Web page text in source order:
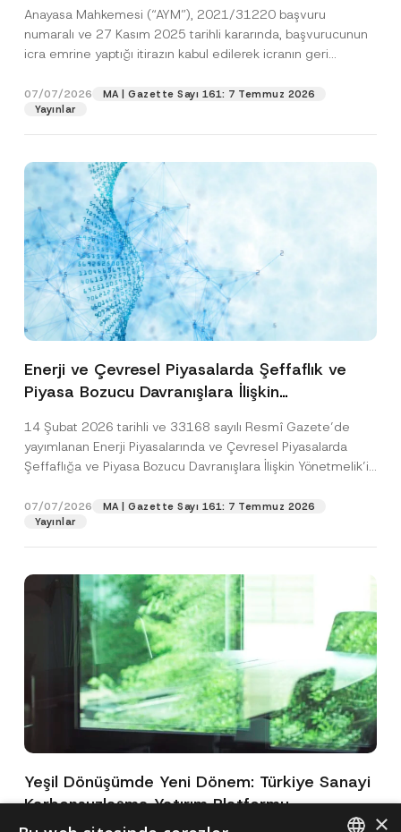
Edildiğine Karar Verdi
Anayasa Mahkemesi (“AYM”), 2021/31220 başvuru
numaralı ve 27 Kasım 2025 tarihli kararında, başvurucunun
icra emrine yaptığı itirazın kabul edilerek icranın geri
07/07/2026
MA | Gazette Sayı 161: 7 Temmuz 2026
Yayınlar
Enerji ve Çevresel Piyasalarda Şeffaflık ve
Piyasa Bozucu Davranışlara İlişkin
14 Şubat 2026 tarihli ve 33168 sayılı Resmî Gazete’de
yayımlanan Enerji Piyasalarında ve Çevresel Piyasalarda
Şeffaflığa ve Piyasa Bozucu Davranışlara İlişkin Yönetmelik’in
07/07/2026
MA | Gazette Sayı 161: 7 Temmuz 2026
Yayınlar
Yeşil Dönüşümde Yeni Dönem: Türkiye Sanayi
Karbonsuzlaşma Yatırım Platformu
Oluşturuldu
×